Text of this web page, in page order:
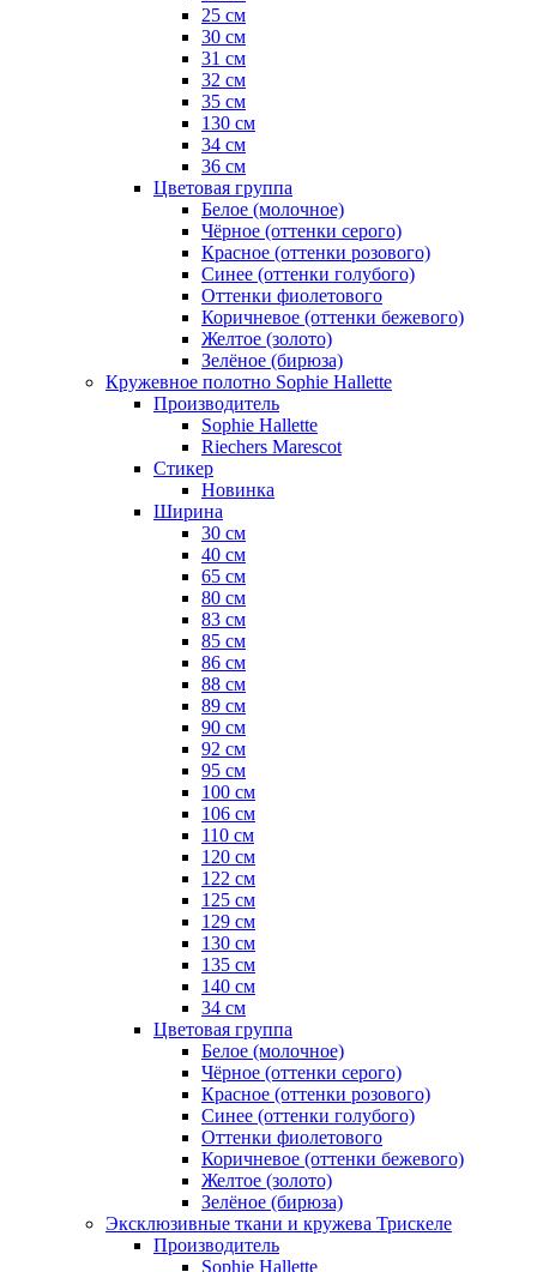
25 см
30 см
31 см
32 см
35 см
130 см
34 см
36 см
Цветовая группа
Белое (молочное)
Чёрное (оттенки серого)
Красное (оттенки розового)
Синее (оттенки голубого)
Оттенки фиолетового
Коричневое (оттенки бежевого)
Желтое (золото)
Зелёное (бирюза)
Кружевное полотно Sophie Hallette
Производитель
Sophie Hallette
Riechers Marescot
Стикер
Новинка
Ширина
30 см
40 см
65 см
80 см
83 см
85 см
86 см
88 см
89 см
90 см
92 см
95 см
100 см
106 см
110 см
120 см
122 см
125 см
129 см
130 см
135 см
140 см
34 см
Цветовая группа
Белое (молочное)
Чёрное (оттенки серого)
Красное (оттенки розового)
Синее (оттенки голубого)
Оттенки фиолетового
Коричневое (оттенки бежевого)
Желтое (золото)
Зелёное (бирюза)
Эксклюзивные ткани и кружева Трискеле
Производитель
Sophie Hallette